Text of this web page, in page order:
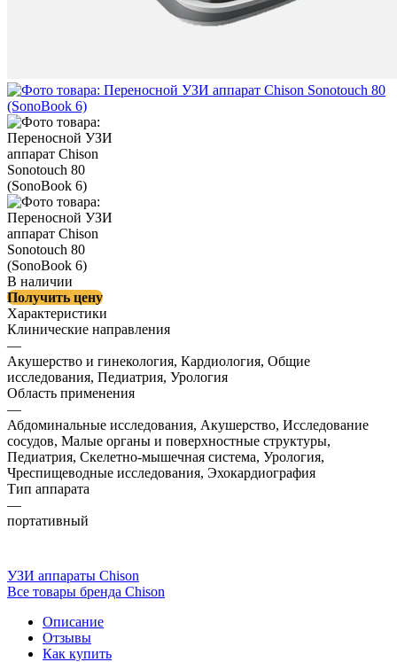
В наличии
Получить цену
Характеристики
Клинические направления
—
Акушерство и гинекология, Кардиология, Общие
исследования, Педиатрия, Урология
Область применения
—
Абдоминальные исследования, Акушерство, Исследование
сосудов, Малые органы и поверхностные структуры,
Педиатрия, Скелетно-мышечная система, Урология,
Чреспищеводные исследования, Эхокардиография
Тип аппарата
—
портативный
УЗИ аппараты Chison
Все товары бренда Chison
Описание
Отзывы
Как купить